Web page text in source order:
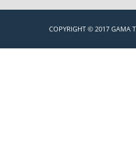
COPYRIGHT © 2017 GAMA